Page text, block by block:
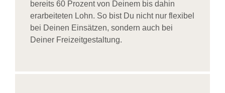
bereits 60 Prozent von Deinem bis dahin
erarbeiteten Lohn. So bist Du nicht nur flexibel
bei Deinen Einsätzen, sondern auch bei
Deiner Freizeitgestaltung.